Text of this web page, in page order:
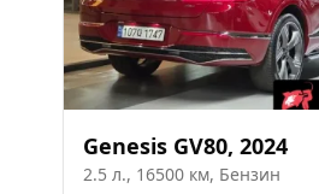
Genesis GV80, 2024
2.5 л., 16500 км, Бензин